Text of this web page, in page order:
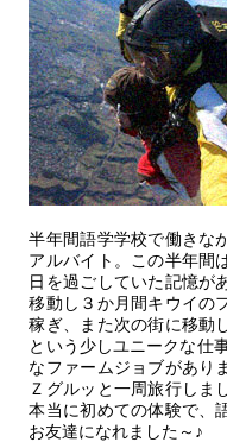
半年間語学学校で働きな
アルバイト。この半年間
日を過ごしていた記憶が
移動し３か月間キウイの
稼ぎ、また次の街に移動
という少しユニークな仕
なファームジョブがあり
Ｚグルッと一周旅行し
本当に初めての体験で、
お友達になれました～♪